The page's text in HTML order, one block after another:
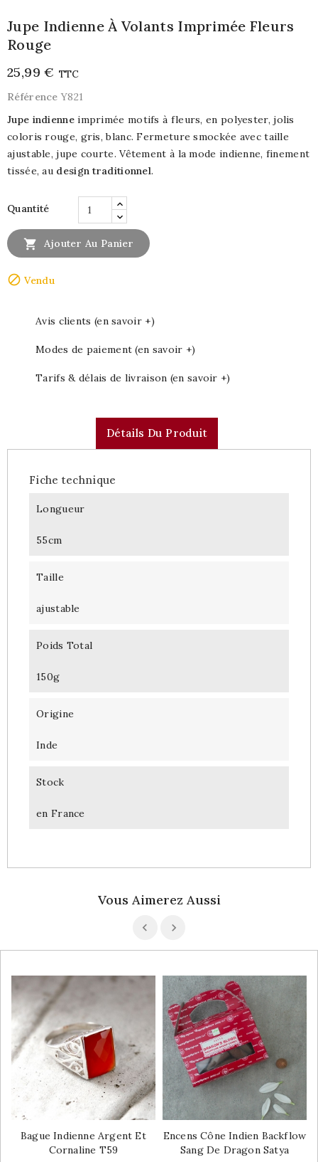
Jupe Indienne À Volants Imprimée Fleurs
Rouge
25,99 € TTC
Référence Y821
Jupe indienneimprimée motifs à fleurs, en polyester, jolis
coloris rouge, gris, blanc. Fermeture smockée avec taille
ajustable, jupe courte. Vêtement à la mode indienne, finement
tissée, au design traditionnel.
Quantité
 Ajouter Au Panier
 Vendu
Avis clients (en savoir +)
Modes de paiement (en savoir +)
Tarifs & délais de livraison (en savoir +)
Détails Du Produit
Fiche technique
Longueur
55cm
Taille
ajustable
Poids Total
150g
Origine
Inde
Stock
en France
Vous Aimerez Aussi
Bague Indienne Argent Et
Cornaline T59
Encens Cône Indien Backflow
Sang De Dragon Satya